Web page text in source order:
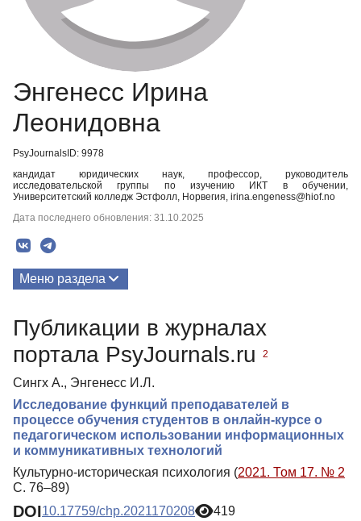
Энгенесс Ирина
Леонидовна
PsyJournalsID: 9978
кандидат юридических наук, профессор, руководитель
исследовательской группы по изучению ИКТ в обучении,
Университетский колледж Эстфолл, Норвегия, irina.engeness@hiof.no
Дата последнего обновления: 31.10.2025
Меню раздела
Медиа-материалы
Публикации в журналах
портала PsyJournals.ru
2
Сингх А., Энгенесс И.Л.
Исследование функций преподавателей в
процессе обучения студентов в онлайн-курсе о
педагогическом использовании информационных
и коммуникативных технологий
Культурно-историческая психология (2021. Том 17. № 2
С. 76–89)
DOI10.17759/chp.2021170208 419